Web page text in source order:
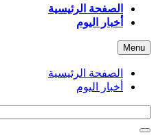
الصفحة الرئيسية
أخبار اليوم
Menu
الصفحة الرئيسية
أخبار اليوم